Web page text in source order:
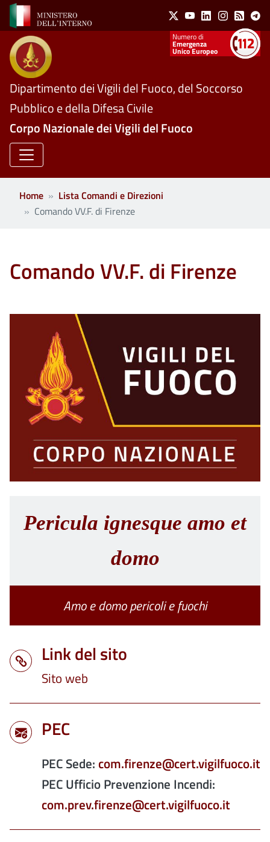
Salta al contenuto principale Social Menu
X YoutubeLinkedinInstagram
Feed
Numeri utili
Emergenza
Unico Europeo
Dipartimento dei Vigili del Fuoco, del Soccorso
Pubblico e della Difesa Civile
Corpo Nazionale dei Vigili del Fuoco
Home
Lista Comandi e Direzioni
Comando VV.F. di Firenze
Comando VV.F. di Firenze
Pericula ignesque amo et
domo
Amo e domo pericoli e fuochi
Link del sito
Sito web
PEC
PEC Sede: com.firenze@cert.vigilfuoco.it
PEC Ufficio Prevenzione Incendi:
com.prev.firenze@cert.vigilfuoco.it